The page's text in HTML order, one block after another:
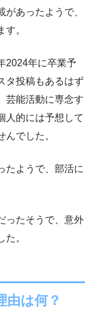
あったようで、
。
2024年に卒業予
タ投稿もあるはず
芸能活動に専念す
人的には予想して
でした。
たようで、部活に
ったそうで、意外
。
由は何？